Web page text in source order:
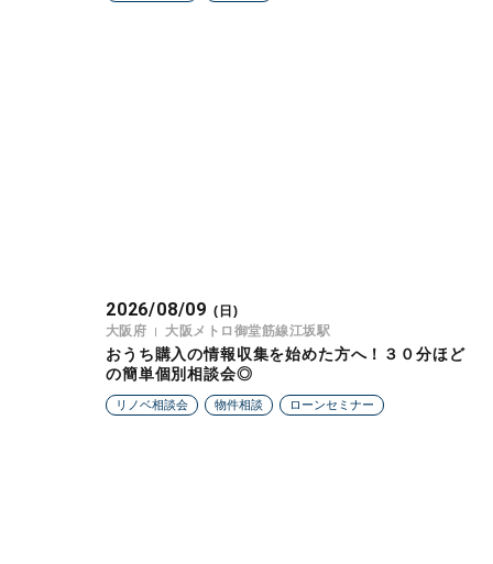
2026/08/09 (日)
大阪府
大阪メトロ御堂筋線江坂駅
おうち購入の情報収集を始めた方へ！３０分ほど
の簡単個別相談会◎
リノベ相談会 物件相談 ローンセミナー